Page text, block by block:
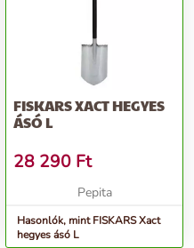
FISKARS XACT HEGYES
ÁSÓ L
28 290 Ft
Pepita
Hasonlók, mint FISKARS Xact
hegyes ásó L